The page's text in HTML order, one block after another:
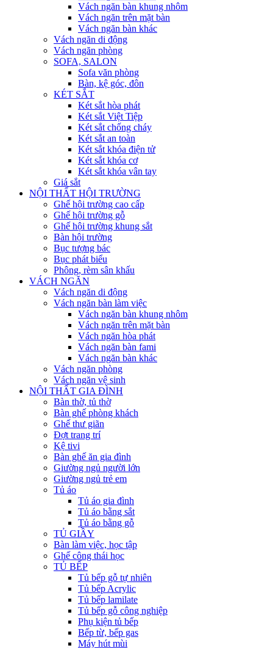
Vách ngăn bàn khung nhôm
Vách ngăn trên mặt bàn
Vách ngăn bàn khác
Vách ngăn di động
Vách ngăn phòng
SOFA, SALON
Sofa văn phòng
Bàn, kệ góc, đôn
KÉT SẮT
Két sắt hòa phát
Két sắt Việt Tiệp
Két sắt chống cháy
Két sắt an toàn
Két sắt khóa điện tử
Két sắt khóa cơ
Két sắt khóa vân tay
Giá sắt
NỘI THẤT HỘI TRƯỜNG
Ghế hội trường cao cấp
Ghế hội trường gỗ
Ghế hội trường khung sắt
Bàn hội trường
Bục tượng bác
Bục phát biểu
Phông, rèm sân khấu
VÁCH NGĂN
Vách ngăn di động
Vách ngăn bàn làm việc
Vách ngăn bàn khung nhôm
Vách ngăn trên mặt bàn
Vách ngăn hòa phát
Vách ngăn bàn fami
Vách ngăn bàn khác
Vách ngăn phòng
Vách ngăn vệ sinh
NỘI THẤT GIA ĐÌNH
Bàn thờ, tủ thờ
Bàn ghế phòng khách
Ghế thư giãn
Đợt trang trí
Kệ tivi
Bàn ghế ăn gia đình
Giường ngủ người lớn
Giường ngủ trẻ em
Tủ áo
Tủ áo gia đình
Tủ áo bằng sắt
Tủ áo bằng gỗ
TỦ GIẦY
Bàn làm việc, học tập
Ghế công thái học
TỦ BẾP
Tủ bếp gỗ tự nhiên
Tủ bếp Acrylic
Tủ bếp lamilate
Tủ bếp gỗ công nghiệp
Phụ kiện tủ bếp
Bếp từ, bếp gas
Máy hút mùi